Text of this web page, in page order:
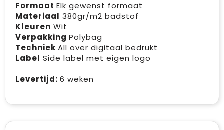
Formaat Elk gewenst formaat
Materiaal 380gr/m2 badstof
Kleuren Wit
Verpakking Polybag
Techniek All over digitaal bedrukt
Label Side label met eigen logo
Levertijd: 6 weken